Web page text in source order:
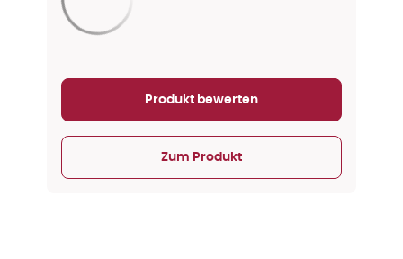
Aktualisieren...
Produkt bewerten
Zum Produkt